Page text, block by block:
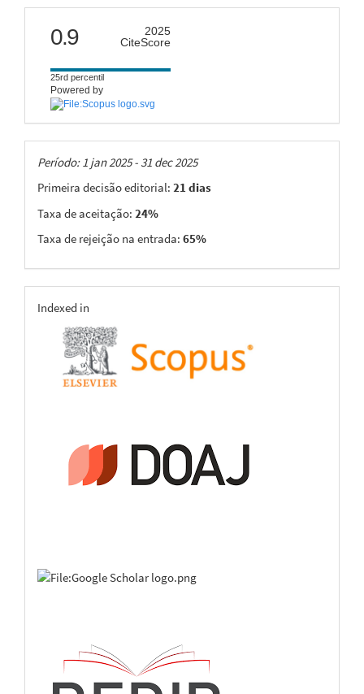
citescore
0.9
2025
CiteScore
25rd percentil
Powered by
Taxas
Período: 1 jan 2025 - 31 dec 2025
Primeira decisão editorial: 21 dias
Taxa de aceitação: 24%
Taxa de rejeição na entrada: 65%
indexing
Indexed in